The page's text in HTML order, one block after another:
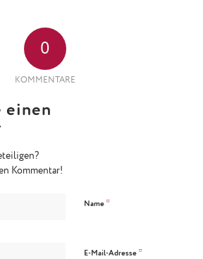
0
KOMMENTARE
einen
Kommentar!
Name *
E-Mail-Adresse *